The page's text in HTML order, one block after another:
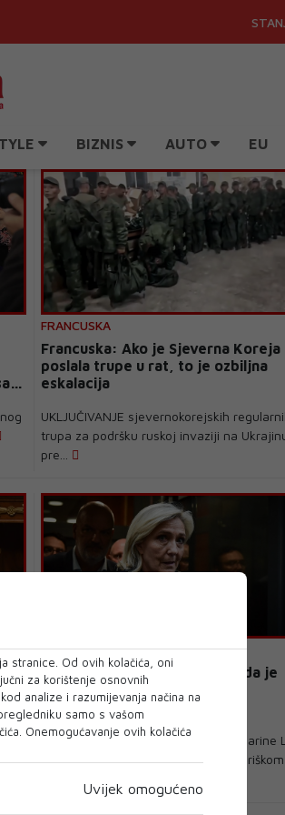
BIZNIS AUTO EU
FRANCUSKA
Francuska: Ako je Sjeverna Koreja
poslala trupe u rat, to je ozbiljna
eskalacija
UKLJUČIVANJE sjevernokorejskih
trupa za podršku ruskoj invaziji na
pre...
MARINE LE PEN
Počelo suđenje Le Pen, kaže da je
nevina: “Odgovorit ću na sva
pitanja”
Čelnica francuske krajnje desnice Marine
Pen u ponedjeljak se pojavila na pariškom
stranice. Od ovih kolačića, oni
za korištenje osnovnih
analize i razumijevanja načina na
samo s vašom
Onemogućavanje ovih kolačića
Uvijek omogućeno